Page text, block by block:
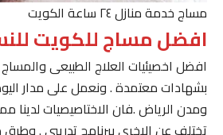
مساج خدمة منازل ٢٤ ساعة الكويت
افضل مساج للكويت
افضل اخصيئيات العلاج الطبيعى والمساج
بشهادات معتمدة . ونعمل على مدار
ومدن الرياض .فان الاختاصيصيات لدينا
تختلف عن الاخرى ببرنامج تدريبى . وطرق